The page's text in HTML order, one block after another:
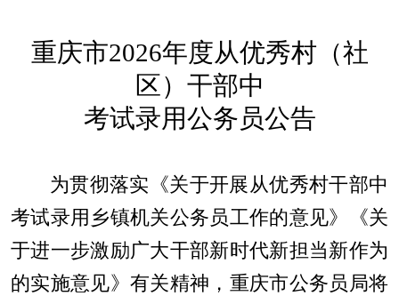
重庆市2026年度从优秀村（社
区）干部中
考试录用公务员公告
为贯彻落实《关于开展从优秀村干部中
考试录用乡镇机关公务员工作的意见》《关
于进一步激励广大干部新时代新担当新作为
的实施意见》有关精神，重庆市公务员局将